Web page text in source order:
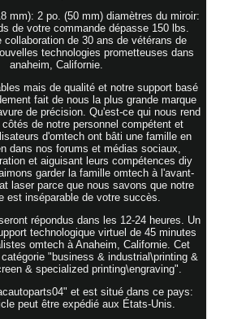
mm): 2 po. (50 mm) diamètres du miroir:
de votre commande dépasse 150 lbs.
collaboration de 30 ans de vétérans de
technologies prometteuses dans
anaheim, Californie.
mais de qualité et notre support basé
fait de nous la plus grande marque
de précision. Qu'est-ce qui nous rend
de notre personnel compétent et
d'omtech ont bâti une famille en
dans nos forums et médias sociaux,
et aiguisant leurs compétences diy
garder la famille omtech à l'avant-
laser parce que nous savons que notre
est inséparable de votre succès.
répondus dans les 12-24 heures. Un
technologique virtuel de 45 minutes
omtech à Anaheim, Californie. Cet
"business & industrial\printing &
& specialized printing\engraving".
et est situé dans ce pays:
peut être expédié aux États-Unis.